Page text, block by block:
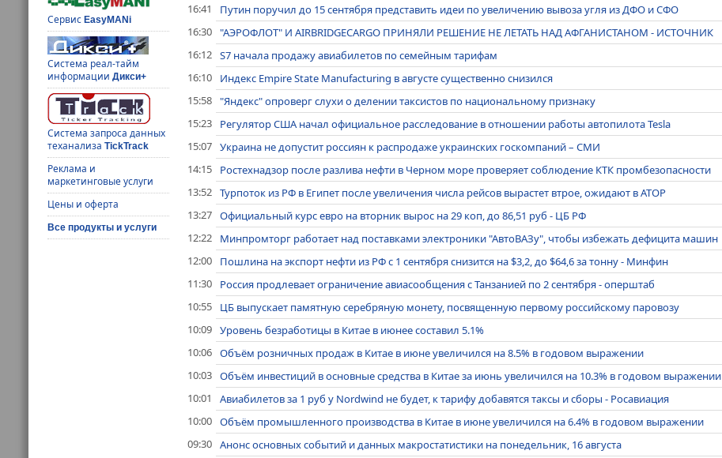
СервисEasyMANi
Система реал-тайм
информацииДикси+
Система запроса данных
теханализаTickTrack
Реклама и
маркетинговые услуги
Цены и оферта
Все продукты и услуги
16:41
Путин поручил до 15 сентября представить идеи по увеличению вывоза угля из ДФО и СФО
16:30 "АЭРОФЛОТ" И AIRBRIDGECARGO ПРИНЯЛИ РЕШЕНИЕ НЕ ЛЕТАТЬ НАД АФГАНИСТАНОМ - ИСТОЧНИК
16:12 S7 начала продажу авиабилетов по семейным тарифам
16:10
Индекс Empire State Manufacturing в августе существенно снизился
15:58 "Яндекс" опроверг слухи о делении таксистов по национальному признаку
15:23
Регулятор США начал официальное расследование в отношении работы автопилота Tesla
15:07 Украина не допустит россиян к распродаже украинских госкомпаний – СМИ
14:15
Ростехнадзор после разлива нефти в Черном море проверяет соблюдение КТК промбезопасности
13:52 Турпоток из РФ в Египет после увеличения числа рейсов вырастет втрое, ожидают в АТОР
13:27 Официальный курс евро на вторник вырос на 29 коп, до 86,51 руб - ЦБ РФ
12:22
Минпромторг работает над поставками электроники "АвтоВАЗу", чтобы избежать дефицита машин
12:00
Пошлина на экспорт нефти из РФ с 1 сентября снизится на $3,2, до $64,6 за тонну - Минфин
11:30
Россия продлевает ограничение авиасообщения с Танзанией по 2 сентября - оперштаб
10:55
ЦБ выпускает памятную серебряную монету, посвященную первому российскому паровозу
10:09 Уровень безработицы в Китае в июнее составил 5.1%
10:06 Объём розничных продаж в Китае в июне увеличился на 8.5% в годовом выражении
10:03 Объём инвестиций в основные средства в Китае за июнь увеличился на 10.3% в годовом выражении
10:01
Авиабилетов за 1 руб у Nordwind не будет, к тарифу добавятся таксы и сборы - Росавиация
10:00 Объём промышленного производства в Китае в июне увеличился на 6.4% в годовом выражении
09:30 Анонс основных событий и данных макростатистики на понедельник, 16 августа